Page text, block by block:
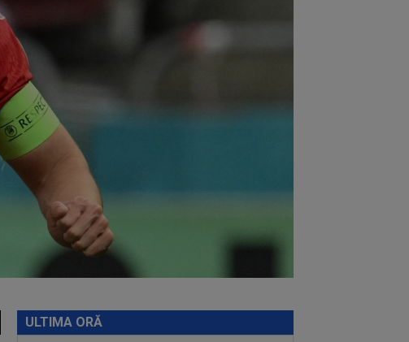
ULTIMA ORĂ
ți spun ce face Mihai Stoica. E prima oară
CFR Cluj, Edi Iordănescu a luat decizia!
00:22
dat declarația serii, după KuPS - Craiova:
”Știi cine mă...
00:12
Barcelona, 180 de milioane de
euro pentru Rodri!
00:08
Mai rău decât CFR Cluj: scorul
serii în Europa! La pauză erau conduși cu
0-2...
07:55
Gata: Rodri și-a dat acordul
Ilie Dumitrescu i-a spus lui Gigi Becali pe
cine să ia...